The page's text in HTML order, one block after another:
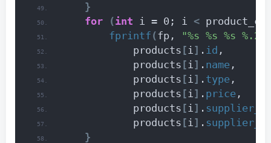
}
for
(int i = 0; i <
fprintf (fp, "%s %s %s
            products
[i] . id ,
            products
[i] . name ,
            products
[i] . type ,
            products
[i] . price ,
            products
[i] .
            products
[i] .
}